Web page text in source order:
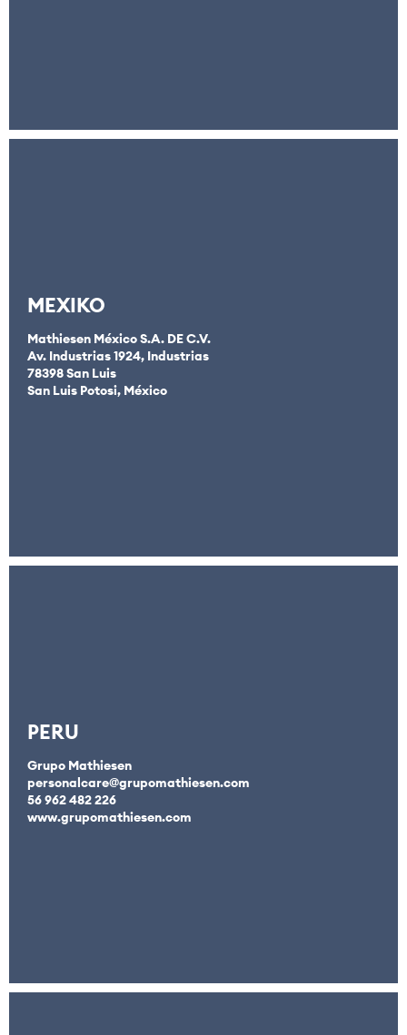
MEXIKO
Mathiesen México S.A. DE C.V.
Av. Industrias 1924, Industrias
78398 San Luis
San Luis Potosi, México
PERU
Grupo Mathiesen
personalcare@grupomathiesen.com
56 962 482 226
www.grupomathiesen.com